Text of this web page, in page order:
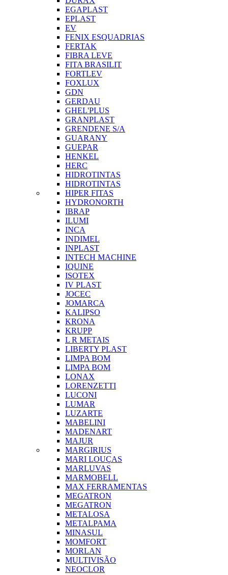
EGAPLAST
EPLAST
EV
FENIX ESQUADRIAS
FERTAK
FIBRA LEVE
FITA BRASILIT
FORTLEV
FOXLUX
GDN
GERDAU
GHEL'PLUS
GRANPLAST
GRENDENE S/A
GUARANY
GUEPAR
HENKEL
HERC
HIDROTINTAS
HIDROTINTAS
HIPER FITAS
HYDRONORTH
IBRAP
ILUMI
INCA
INDIMEL
INPLAST
INTECH MACHINE
IQUINE
ISOTEX
IV PLAST
JOCEC
JOMARCA
KALIPSO
KRONA
KRUPP
L R METAIS
LIBERTY PLAST
LIMPA BOM
LIMPA BOM
LONAX
LORENZETTI
LUCONI
LUMAR
LUZARTE
MABELINI
MADENART
MAJUR
MARGIRIUS
MARI LOUÇAS
MARLUVAS
MARMOBELL
MAX FERRAMENTAS
MEGATRON
MEGATRON
METALOSA
METALPAMA
MINASUL
MOMFORT
MORLAN
MULTIVISÃO
NEOCLOR